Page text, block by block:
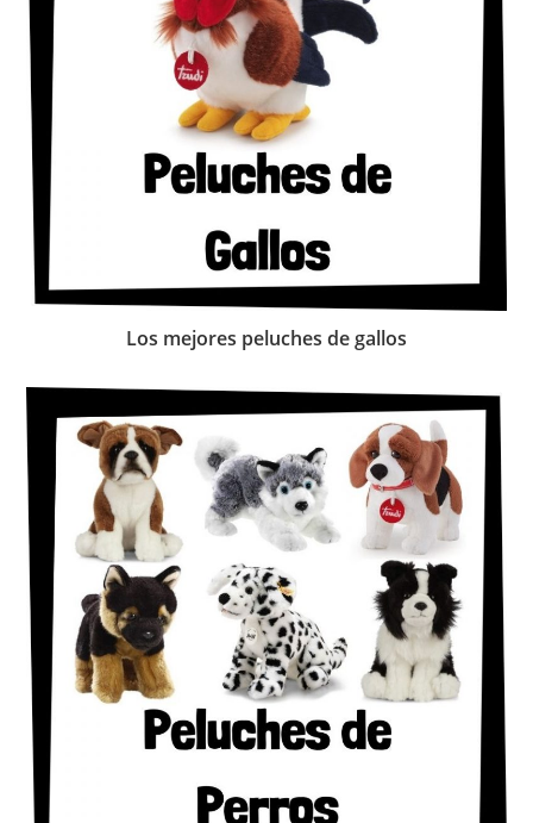
Los mejores peluches de gallos